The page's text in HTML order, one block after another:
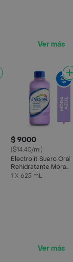
Ver más
$ 9000
($14.40/ml)
Electrolit Suero Oral
Rehidratante Mora
Azul
1 X 625 mL
Ver más